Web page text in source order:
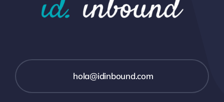
hola@idinbound.com